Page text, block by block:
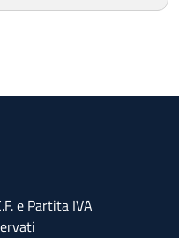
e Partita IVA